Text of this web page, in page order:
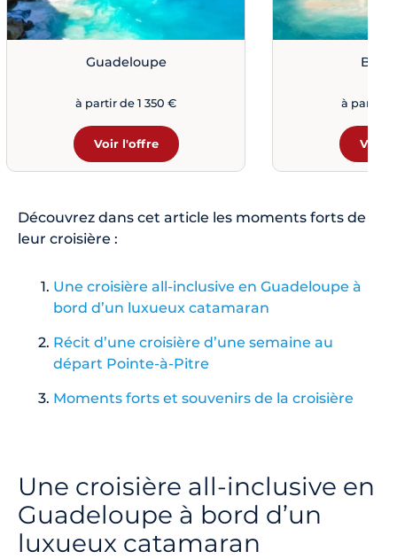
Guadeloupe
à partir de 1 350 €
Voir l'offre
à partir
Voir
Découvrez dans cet article les moments forts de
leur croisière :
Une croisière all-inclusive en Guadeloupe à
bord d’un luxueux catamaran
Récit d’une croisière d’une semaine au
départ Pointe-à-Pitre
Moments forts et souvenirs de la croisière
Une croisière all-inclusive en
Guadeloupe à bord d’un
luxueux catamaran